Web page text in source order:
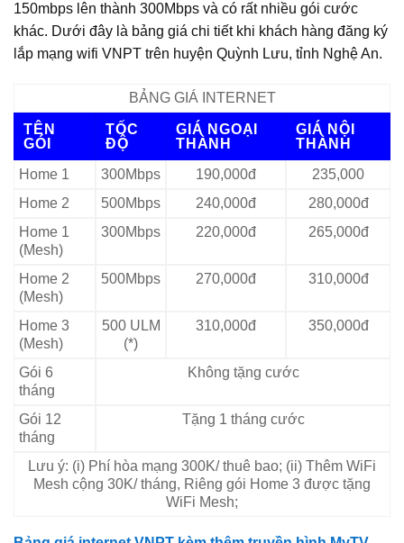
150mbps lên thành 300Mbps và có rất nhiều gói cước
khác. Dưới đây là bảng giá chi tiết khi khách hàng đăng ký
lắp mạng wifi VNPT trên huyện Quỳnh Lưu, tỉnh Nghệ An.
BẢNG GIÁ INTERNET
TÊN
GÓI
TỐC
ĐỘ
GIÁ NGOẠI
THÀNH
GIÁ NỘI
THÀNH
Home 1
300Mbps 190,000đ
235,000
Home 2
500Mbps 240,000đ
280,000đ
Home 1
(Mesh)
300Mbps 220,000đ 265,000đ
Home 2
(Mesh)
500Mbps 270,000đ 310,000đ
Home 3
(Mesh)
500 ULM
(*)
310,000đ 350,000đ
Gói 6
tháng
Không tặng cước
Gói 12
tháng
Tặng 1 tháng cước
Lưu ý: (i) Phí hòa mạng 300K/ thuê bao; (ii) Thêm WiFi
Mesh cộng 30K/ tháng, Riêng gói Home 3 được tặng
WiFi Mesh;